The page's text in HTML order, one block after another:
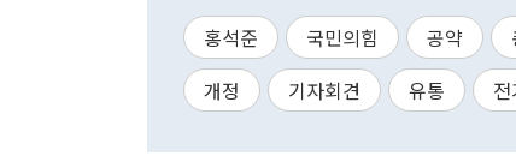
홍석준 국민의힘 공약
개정
기자회견 유통 전